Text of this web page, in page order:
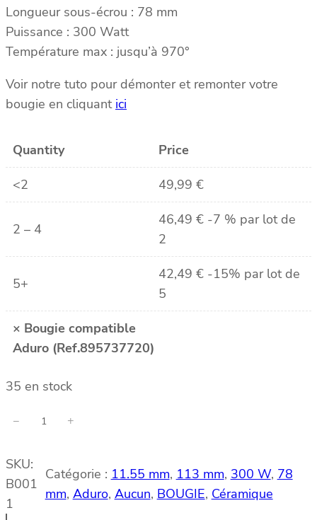
Longueur sous-écrou : 78 mm
Puissance : 300 Watt
Température max : jusqu’à 970°
Voir notre tuto pour démonter et remonter votre
bougie en cliquant ici
Quantity Price
<2 49,99 €
2 – 4
46,49 € -7 % par lot de
2
5+
42,49 € -15% par lot de
5
× Bougie compatible
Aduro (Ref.895737720)
35 en stock
n
t
i
− +
SKU:
B001
1
Catégorie : 11.55 mm, 113 mm, 300 W, 78
mm, Aduro, Aucun, BOUGIE, Céramique